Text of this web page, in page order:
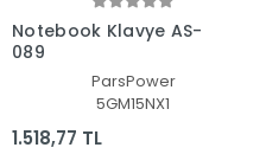
Notebook Klavye AS-
089
ParsPower
5GM15NX1
1.518,77 TL